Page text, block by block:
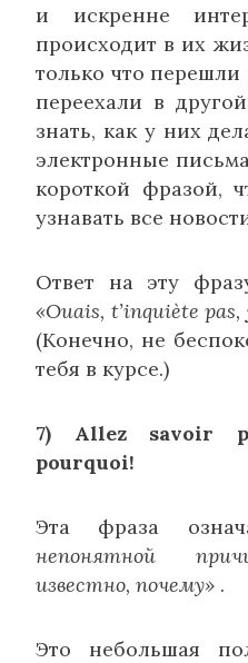
и искренне
происходит в их
только что
переехали в
знать, как у них
электронные
короткой фразой,
узнавать все
Ответ на эту
«Ouais, t’inquiète pas,
(Конечно, не
тебя в курсе.)
7) Allez savoir
pourquoi!
Эта фраза
непонятной
известно, почему» .
Это небольшая